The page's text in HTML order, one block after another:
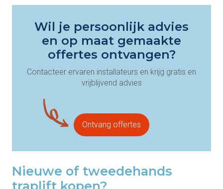
Wil je persoonlijk advies
en op maat gemaakte
offertes ontvangen?
Contacteer ervaren installateurs en krijg gratis en
vrijblijvend advies
Ontvang offertes
Nieuwe of tweedehands